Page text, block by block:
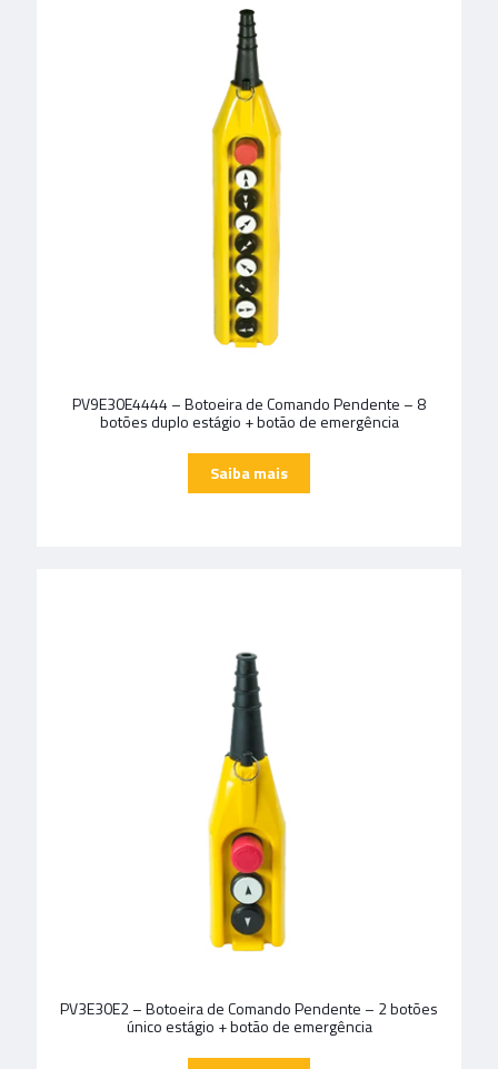
PV9E30E4444 – Botoeira de Comando Pendente – 8
botões duplo estágio + botão de emergência
PV3E30E2 – Botoeira de Comando Pendente – 2 botões
único estágio + botão de emergência